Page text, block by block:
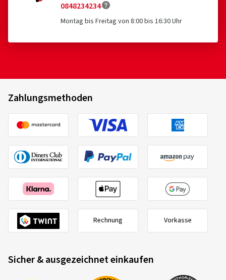
0848234234
Montag bis Freitag von 8:00 bis 16:30 Uhr
Zahlungsmethoden
Rechnung Vorkasse
Sicher & ausgezeichnet einkaufen